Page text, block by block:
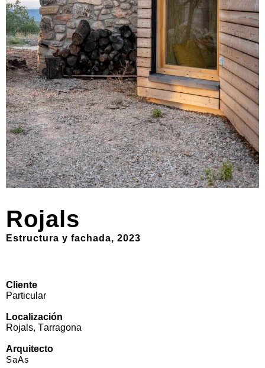
Rojals
Estructura y fachada, 2023
Cliente
Particular
Localización
Rojals, Tarragona
Arquitecto
SaAs